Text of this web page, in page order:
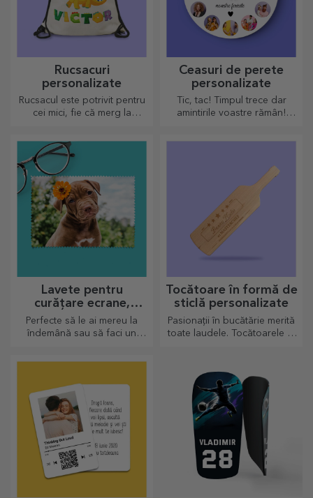
Rucsacuri
personalizate
Rucsacul este potrivit pentru
cei mici, fie că merg la
potrivit pentru cel mic!
Ceasuri de perete
personalizate
Tic, tac! Timpul trece dar
amintirile voastre rămân!
Lavete pentru
curățare ecrane,
ochelari, personalizate
Perfecte să le ai mereu la
îndemână sau să faci un
Tocătoare în formă de
sticlă personalizate
Pasionații în bucătărie merită
toate laudele. Tocătoarele în
preparate.